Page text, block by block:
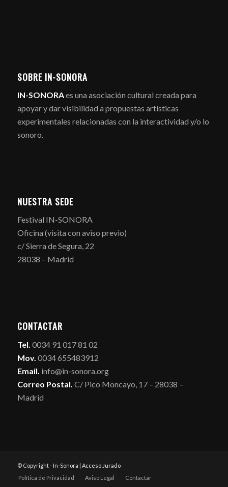
SOBRE IN-SONORA
IN-SONORAes una asociación cultural creada para
apoyar y dar visibilidad a propuestas artísticas
experimentales relacionadas con la interactividad y/o lo
sonoro.
NUESTRA SEDE
Festival IN-SONORA
Oficina (visita con aviso previo)
c/ Sierra de Segura, 22
28038 – Madrid
CONTACTAR
Tel. 0034 91 017 81 02
Mov. 0034 655483912
Email. info@in-sonora.org
Correo Postal. C/ Pico Moncayo, 17 – 28038 –
Madrid
© Copyright - In-Sonora | Acceso Jurado
Política de Privacidad
Aviso Legal Contactar